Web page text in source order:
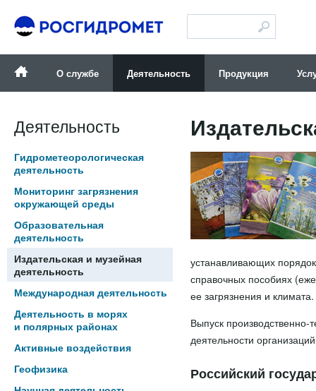
О службе Деятельность Продукция
Деятельность
Гидрометеорологическая
деятельность
Мониторинг загрязнения
окружающей среды
Образовательная
деятельность
Издательская и музейная
деятельность
Международная деятельность
Деятельность в морях
и полярных районах
Активные воздействия
Геофизика
устанавливающих
справочных пособиях
ее загрязнения и климата.
Выпуск производственно-
деятельности
Российский